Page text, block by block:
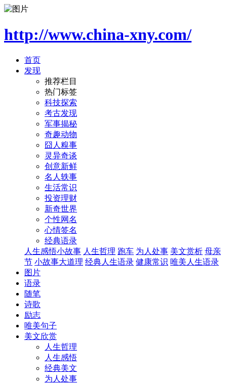
http://www.china-xny.com/
首页
发现
推荐栏目
热门标签
科技探索
考古发现
军事揭秘
奇趣动物
囧人糗事
灵异奇谈
创意新鲜
名人轶事
生活常识
投资理财
新奇世界
个性网名
心情签名
经典语录
人生感悟小故事 人生哲理 跑车 为人处事 美文赏析 母亲
节 小故事大道理 经典人生语录 健康常识 唯美人生语录
图片
语录
随笔
诗歌
励志
唯美句子
美文欣赏
人生哲理
人生感悟
经典美文
为人处事